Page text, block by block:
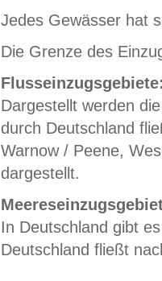
Jedes Gewässer hat
Die Grenze des
Dargestellt werden
durch Deutschland
Warnow / Peene,
dargestellt.
In Deutschland gibt
Deutschland fließt